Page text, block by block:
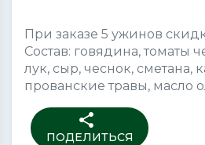
При заказе 5 ужинов
Состав: говядина, томаты
лук, сыр, чеснок, сметана,
прованские травы, масло
share
ПОДЕЛИТЬСЯ